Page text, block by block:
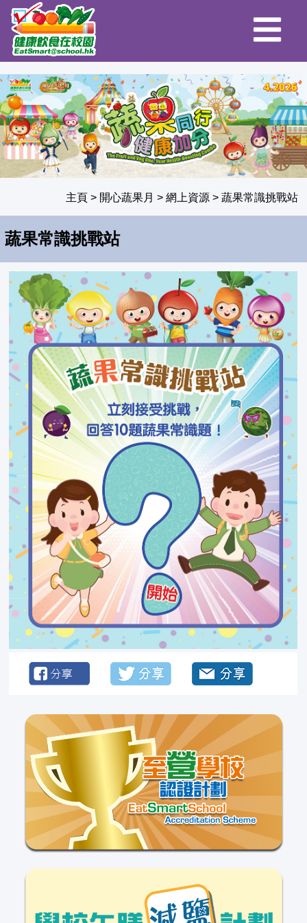
主頁> 開心蔬果月 > 網上資源 > 蔬果常識挑戰站
蔬果常識挑戰站